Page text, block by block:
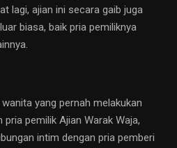
lagi, ajian ini secara gaib juga
biasa, baik pria pemiliknya
yang pernah melakukan
pemilik Ajian Warak Waja,
intim dengan pria pemberi